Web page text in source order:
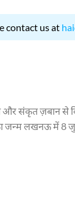
contact us at
और संकृत ज़बान से
जन्म लखनऊ में 8
पर